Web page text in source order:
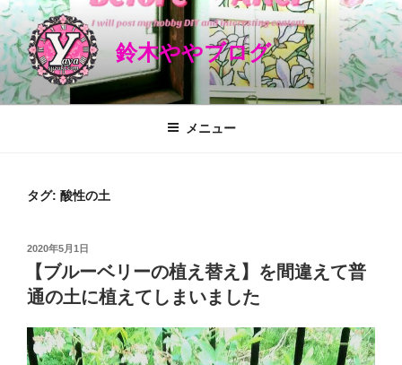
コ
ン
テ
ン
ツ
鈴木ややブログ
メニュー
タグ: 酸性の土
投
稿
日:
2020年5月1日
【ブルーベリーの植え替え】を間違えて普
通の土に植えてしまいました